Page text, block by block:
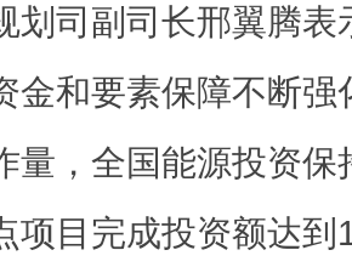
司副司长邢翼腾表
金和要素保障不断强
量，全国能源投资
项目完成投资额达